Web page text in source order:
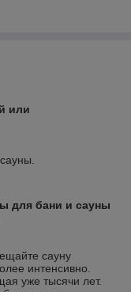
или
для бани и сауны
сауну
интенсивно.
уже тысячи лет.